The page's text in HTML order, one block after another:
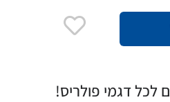
לכל דגמי פולריס!